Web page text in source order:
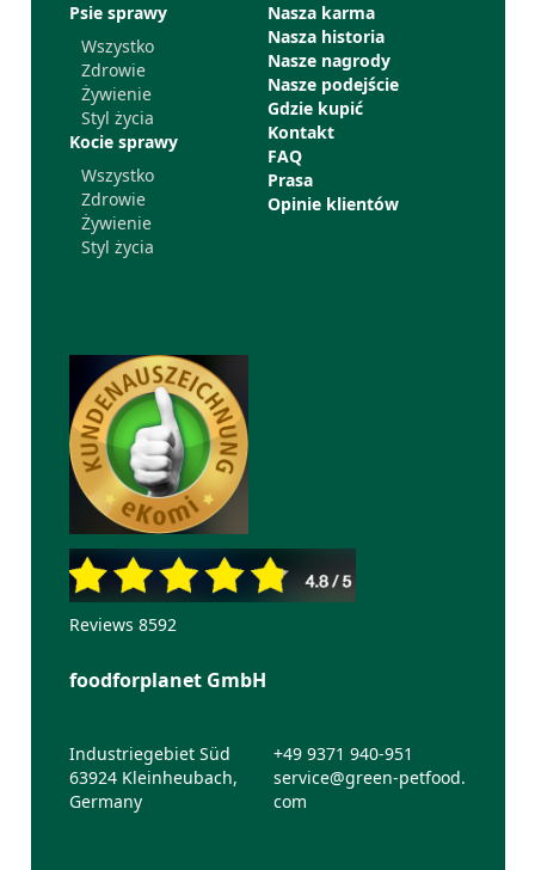
Psie sprawy
Wszystko
Zdrowie
Żywienie
Styl życia
Kocie sprawy
Wszystko
Zdrowie
Żywienie
Styl życia
Nasza karma
Nasza historia
Nasze nagrody
Nasze podejście
Gdzie kupić
Kontakt
FAQ
Prasa
Opinie klientów
foodforplanet GmbH
Industriegebiet Süd
+49 9371 940-951
63924 Kleinheubach,
Germany
service@green-petfood.
com
Reviews 8592